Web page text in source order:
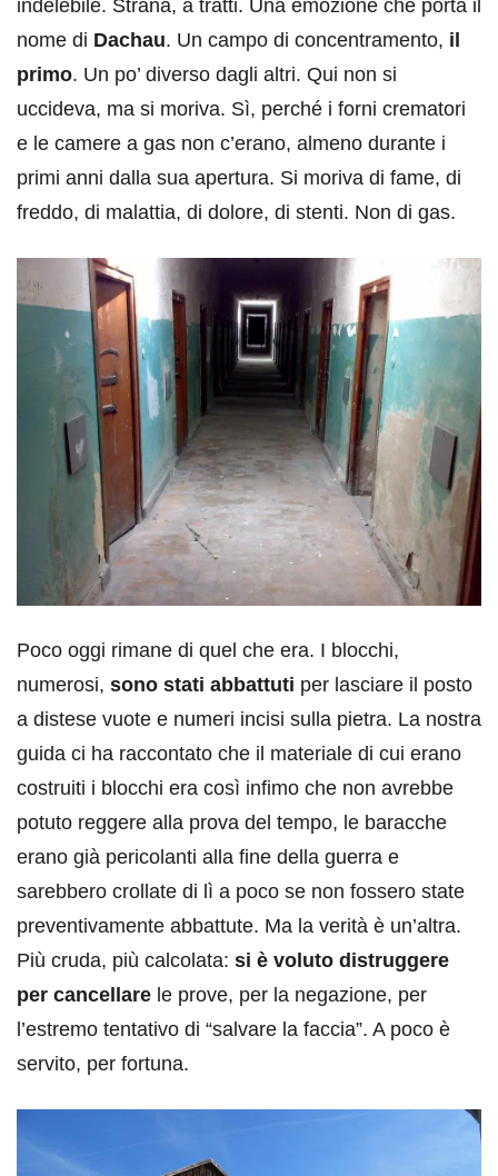
indelebile. Strana, a tratti. Una emozione che porta il
nome di Dachau. Un campo di concentramento, il
primo. Un po’ diverso dagli altri. Qui non si
uccideva, ma si moriva. Sì, perché i forni crematori
e le camere a gas non c’erano, almeno durante i
primi anni dalla sua apertura. Si moriva di fame, di
freddo, di malattia, di dolore, di stenti. Non di gas.
Poco oggi rimane di quel che era. I blocchi,
numerosi, sono stati abbattuti per lasciare il posto
a distese vuote e numeri incisi sulla pietra. La nostra
guida ci ha raccontato che il materiale di cui erano
costruiti i blocchi era così infimo che non avrebbe
potuto reggere alla prova del tempo, le baracche
erano già pericolanti alla fine della guerra e
sarebbero crollate di lì a poco se non fossero state
preventivamente abbattute. Ma la verità è un’altra.
Più cruda, più calcolata: si è voluto distruggere
per cancellare le prove, per la negazione, per
l’estremo tentativo di “salvare la faccia”. A poco è
servito, per fortuna.